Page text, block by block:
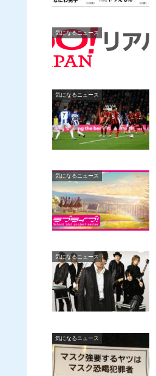
気になるニュース
気になるニュース
気になるニュース
気になるニュース
気になるニュース